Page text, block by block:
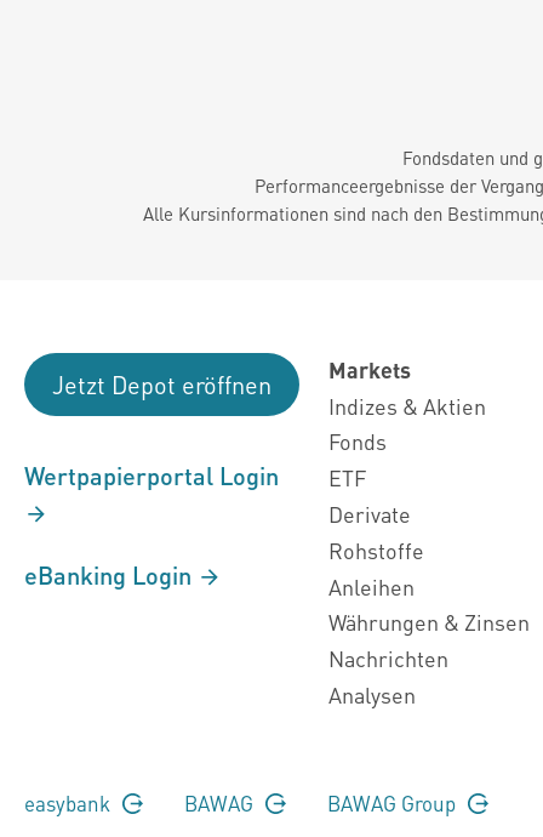
Fondsdaten und
Performanceergebnisse der
Alle Kursinformationen sind nach den
Jetzt Depot eröffnen
Wertpapierportal Login
eBanking Login
Markets
Indizes & Aktien
Fonds
ETF
Derivate
Rohstoffe
Anleihen
Währungen & Zinsen
Nachrichten
Analysen
easybank BAWAG BAWAG Group